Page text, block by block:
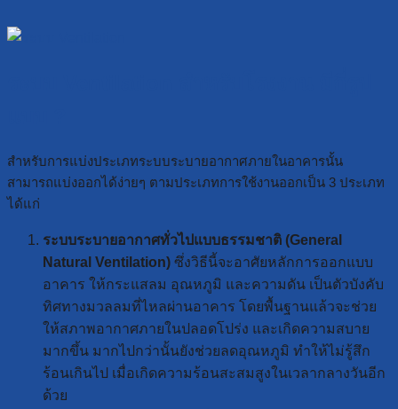
สำหรับการแบ่งประเภทระบบระบายอากาศภายในอาคารนั้น
สามารถแบ่งออกได้ง่ายๆ ตามประเภทการใช้งานออกเป็น 3 ประเภท
ได้แก่
ระบบระบายอากาศทั่วไปแบบธรรมชาติ (General
Natural Ventilation) ซึ่งวิธีนี้จะอาศัยหลักการออกแบบ
อาคาร ให้กระแสลม อุณหภูมิ และความดัน เป็นตัวบังคับ
ทิศทางมวลลมที่ไหลผ่านอาคาร โดยพื้นฐานแล้วจะช่วย
ให้สภาพอากาศภายในปลอดโปร่ง และเกิดความสบาย
มากขึ้น มากไปกว่านั้นยังช่วยลดอุณหภูมิ ทำให้ไม่รู้สึก
ร้อนเกินไป เมื่อเกิดความร้อนสะสมสูงในเวลากลางวันอีก
ด้วย